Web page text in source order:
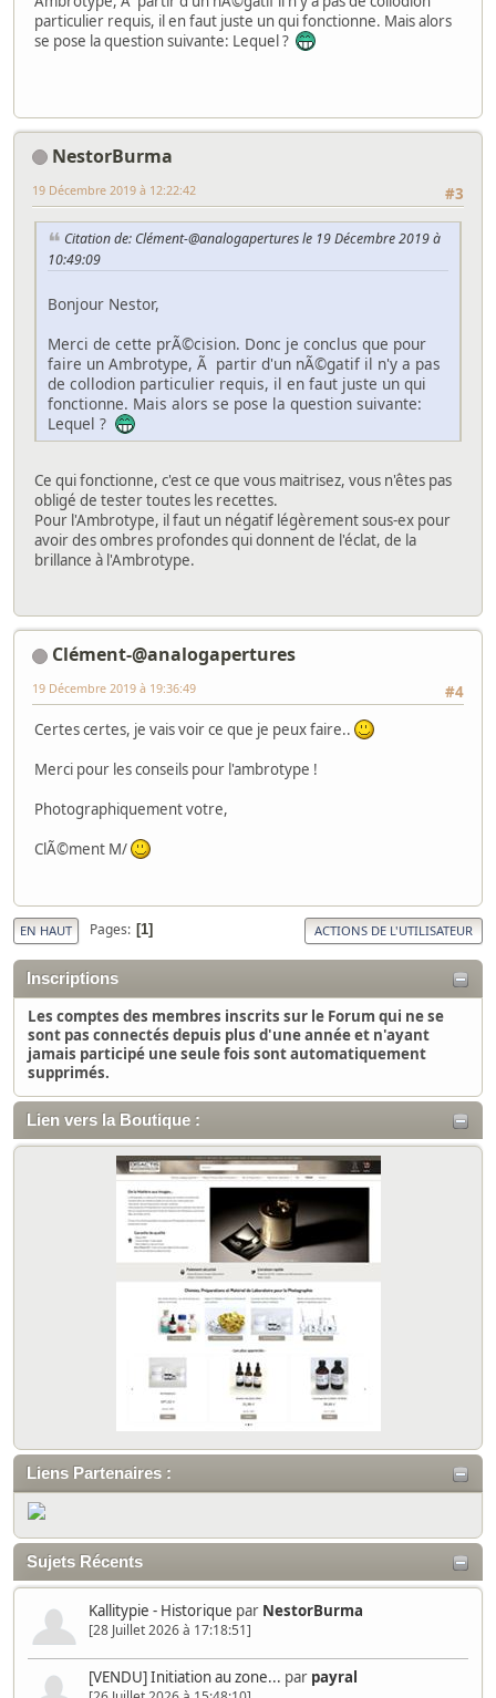
Inscriptions
Les comptes des membres inscrits sur le Forum qui ne se
sont pas connectés depuis plus d'une année et n'ayant
jamais participé une seule fois sont automatiquement
supprimés.
Lien vers la Boutique :
Liens Partenaires :
Sujets Récents
Kallitypie - Historique par NestorBurma
[28 Juillet 2026 à 17:18:51]
[VENDU] Initiation au zone... par payral
particulier requis, il en faut juste un qui fonctionne. Mais alors
se pose la question suivante: Lequel ?
NestorBurma
#3
19 Décembre 2019 à 12:22:42
Citation de: Clément-@analogapertures le 19 Décembre 2019 à
10:49:09
Bonjour Nestor,
Merci de cette prÃ©cision. Donc je conclus que pour
faire un Ambrotype, Ã partir d'un nÃ©gatif il n'y a pas
de collodion particulier requis, il en faut juste un qui
fonctionne. Mais alors se pose la question suivante:
Lequel ?
Ce qui fonctionne, c'est ce que vous maitrisez, vous n'êtes pas
obligé de tester toutes les recettes.
Pour l'Ambrotype, il faut un négatif légèrement sous-ex pour
avoir des ombres profondes qui donnent de l'éclat, de la
brillance à l'Ambrotype.
Clément-@analogapertures
#4
19 Décembre 2019 à 19:36:49
Certes certes, je vais voir ce que je peux faire..
Merci pour les conseils pour l'ambrotype !
Photographiquement votre,
ClÃ©ment M/
EN HAUT Pages 1 ACTIONS DE L'UTILISATEUR